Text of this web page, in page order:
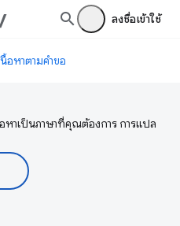
ลงชื่อเข้าใช้
อหาตามคำขอ
หาเป็นภาษาที่คุณต้องการ การแปล